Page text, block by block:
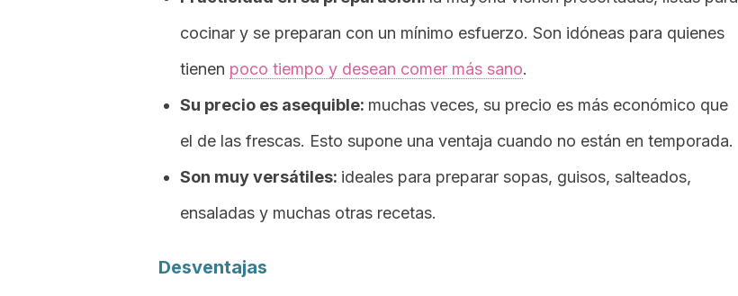
cocinar y se preparan con un mínimo esfuerzo. Son idóneas para quienes
tienen poco tiempo y desean comer más sano.
Su precio es asequible: muchas veces, su precio es más económico que
el de las frescas. Esto supone una ventaja cuando no están en temporada.
Son muy versátiles: ideales para preparar sopas, guisos, salteados,
ensaladas y muchas otras recetas.
Desventajas